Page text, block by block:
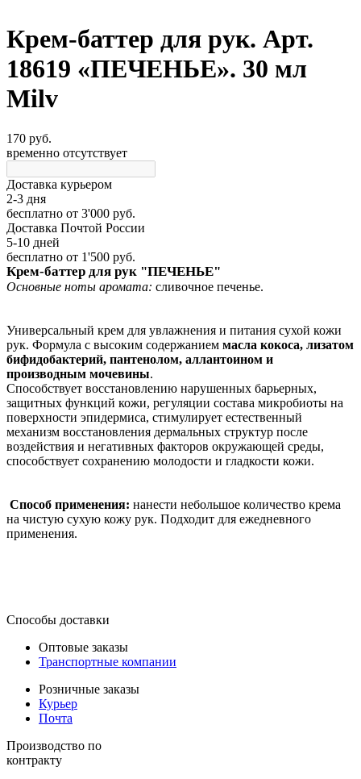
Крем-баттер для рук. Арт.
18619 «ПЕЧЕНЬЕ». 30 мл
Milv
170 руб.
временно отсутствует
Доставка курьером
2-3 дня
бесплатно от 3'000 руб.
Доставка Почтой России
5-10 дней
бесплатно от 1'500 руб.
Крем-баттер для рук "ПЕЧЕНЬЕ"
Основные ноты аромата: сливочное печенье.
Универсальный крем для увлажнения и питания сухой кожи
рук. Формула с высоким содержанием масла кокоса, лизатом
бифидобактерий, пантенолом, аллантоином и
производным мочевины.
Способствует восстановлению нарушенных барьерных,
защитных функций кожи, регуляции состава микробиоты на
поверхности эпидермиса, стимулирует естественный
механизм восстановления дермальных структур после
воздействия и негативных факторов окружающей среды,
способствует сохранению молодости и гладкости кожи.
Способ применения: нанести небольшое количество крема
на чистую сухую кожу рук. Подходит для ежедневного
применения.
Способы доставки
Оптовые заказы
Транспортные компании
Розничные заказы
Курьер
Почта
Производство по
контракту